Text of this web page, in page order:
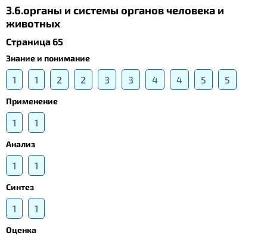
3.6.органы и системы органов человека и
животных
Страница 65
Знание и понимание
1 1 2 2 3 3 4 4 5 5
Применение
1 1
Анализ
1 1
Синтез
1 1
Оценка